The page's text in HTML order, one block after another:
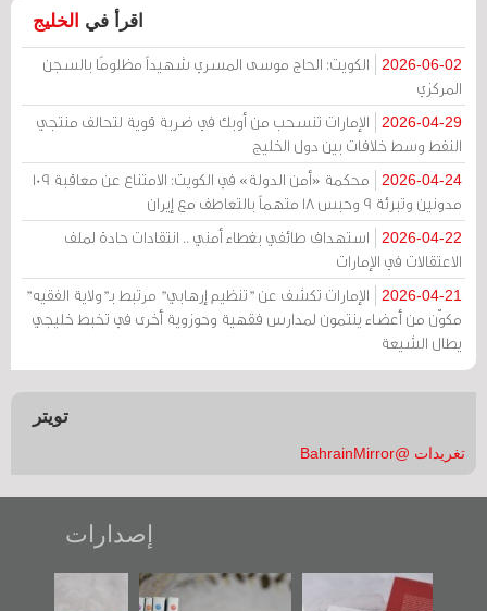
اقرأ في الخليج
2026-06-02
الكويت: الحاج موسى المسري شهيداً مظلومًا بالسجن
المركزي
2026-04-29
الإمارات تنسحب من أوبك في ضربة قوية لتحالف منتجي
النفط وسط خلافات بين دول الخليج
2026-04-24
محكمة «أمن الدولة» في الكويت: الامتناع عن معاقبة 109
مدونين وتبرئة 9 وحبس 18 متهماً بالتعاطف مع إيران
2026-04-22
استهداف طائفي بغطاء أمني .. انتقادات حادة لملف
الاعتقالات في الإمارات
2026-04-21
الإمارات تكشف عن "تنظيم إرهابي" مرتبط بـ"ولاية الفقيه"
مكوّن من أعضاء ينتمون لمدارس فقهية وحوزوية أخرى في تخبط خليجي
يطال الشيعة
تويتر
تغريدات @BahrainMirror
إصدارات
"حماة الباب الأخير":
تصنيف موضوعي